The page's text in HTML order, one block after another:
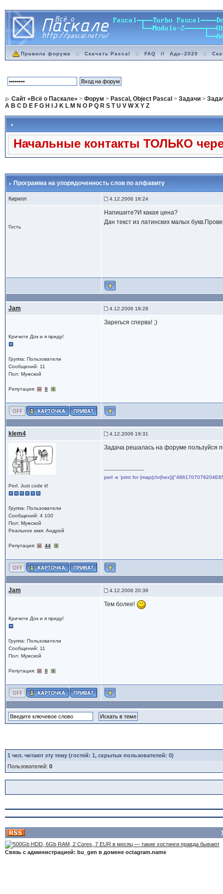
Правила форума :: Скачать Pascal :: FAQ // Ада–2020 ::
Сайт «Всё о Паскале» > Форум > Pascal, Object Pascal > Задачи>
A B C D E F G H J K L M N O P Q R S T U V W X Y Z
Начальные контакты ТОЛЬКО
Программа на упорядоченность слов по алфавиту
Кирилл 4.12.2006 18:24
Гость
Напишите?И какая цена?
Дан текст из латинских малых
Jam 4.12.2006 19:28
Кричите Док и я приду!
Группа: Пользователи
Сообщений: 11
Пол: Мужской
Репутация: 0
Зарегься сперва! ;)
klem4 4.12.2006 19:31
Perl. Just code it!
Группа: Пользователи
Сообщений: 4 100
Пол: Мужской
Реальное имя: Андрей
Репутация: 44
Задача решалась на форуме пользуйся
--------------------
perl -e 'print for
Jam 4.12.2006 20:39
Кричите Док и я приду!
Группа: Пользователи
Сообщений: 11
Пол: Мужской
Репутация: 0
Тем более!
1 чел. читают эту тему (гостей: 1, скрытых пользователей: 0)
Пользователей: 0
Связь с администрацией: bu_gen в домене octagram.name